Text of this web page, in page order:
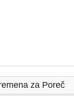
za Poreč